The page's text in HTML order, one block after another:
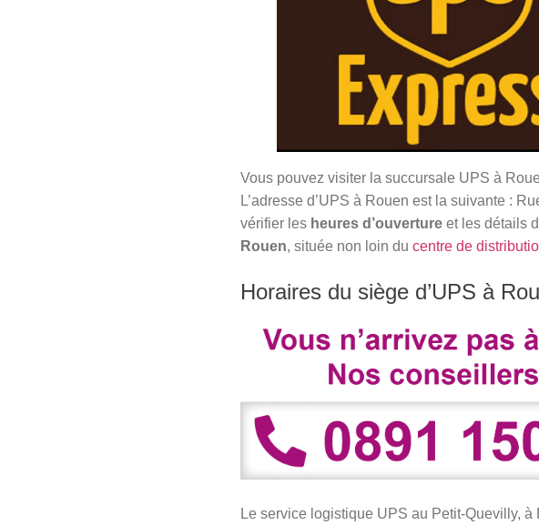
Vous pouvez visiter la succursale UPS à
L’adresse d’UPS à Rouen est la suivante :
vérifier les heures d’ouverture et les détails
Rouen, située non loin du centre de
Horaires du siège d’UPS à
Le service logistique UPS au Petit-Quevilly,